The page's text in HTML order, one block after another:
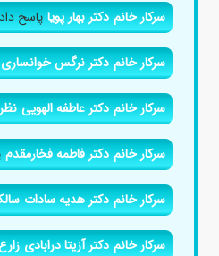
سرکار خانم دکتر بهار پویاپاسخ
سرکار خانم دکتر نرگس خوانساری
سرکار خانم دکتر عاطفه الهویی
سرکار خانم دکتر فاطمه فخارمقدم
سرکار خانم دکتر هدیه سادات
سرکار خانم دکتر آزیتا درابادی